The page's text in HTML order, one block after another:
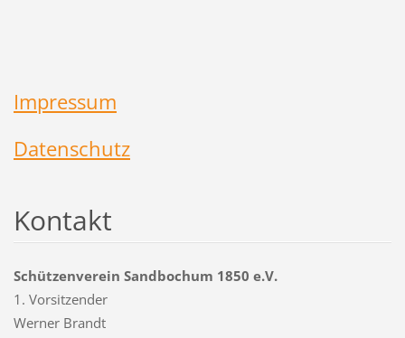
Impressum
Datenschutz
Kontakt
Schützenverein Sandbochum 1850 e.V.
1. Vorsitzender
Werner Brandt